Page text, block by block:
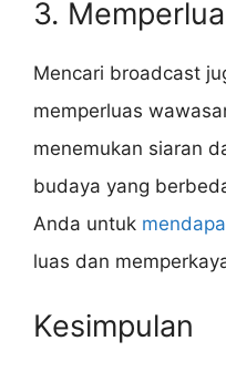
3.
Mencari broadcast
memperluas
menemukan siaran
budaya yang
Anda untuk
luas dan
Kesimpulan